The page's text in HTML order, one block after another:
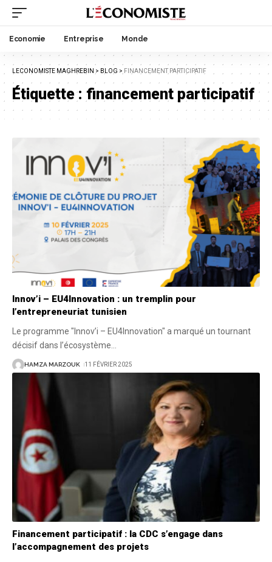
Economie Entreprise Monde
LECONOMISTE MAGHREBIN > BLOG > FINANCEMENT PARTICIPATIF
Étiquette :financement participatif
Innov’i – EU4Innovation : un tremplin pour
l’entrepreneuriat tunisien
Le programme "Innov’i – EU4Innovation" a marqué un tournant
décisif dans l’écosystème
HAMZA MARZOUK 11 FÉVRIER 2025
Financement participatif : la CDC s’engage dans
l’accompagnement des projets